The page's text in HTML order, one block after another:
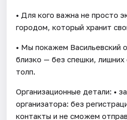
• Для кого важна не просто
городом, который хранит
• Мы покажем Васильевский
близко — без спешки, лишних
толп.
Организационные детали: •
организатора: без
контакты и не сможем